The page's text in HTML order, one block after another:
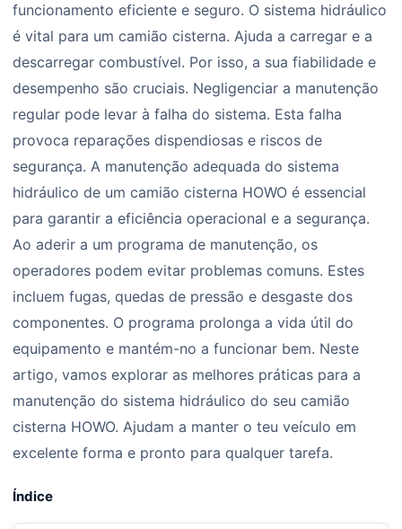
funcionamento eficiente e seguro. O sistema hidráulico
é vital para um camião cisterna. Ajuda a carregar e a
descarregar combustível. Por isso, a sua fiabilidade e
desempenho são cruciais. Negligenciar a manutenção
regular pode levar à falha do sistema. Esta falha
provoca reparações dispendiosas e riscos de
segurança. A manutenção adequada do sistema
hidráulico de um camião cisterna HOWO é essencial
para garantir a eficiência operacional e a segurança.
Ao aderir a um programa de manutenção, os
operadores podem evitar problemas comuns. Estes
incluem fugas, quedas de pressão e desgaste dos
componentes. O programa prolonga a vida útil do
equipamento e mantém-no a funcionar bem. Neste
artigo, vamos explorar as melhores práticas para a
manutenção do sistema hidráulico do seu camião
cisterna HOWO. Ajudam a manter o teu veículo em
excelente forma e pronto para qualquer tarefa.
Índice